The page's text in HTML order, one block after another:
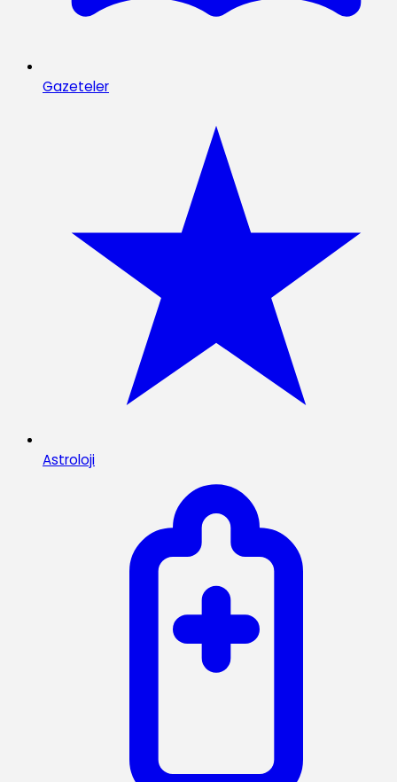
Gazeteler
Astroloji